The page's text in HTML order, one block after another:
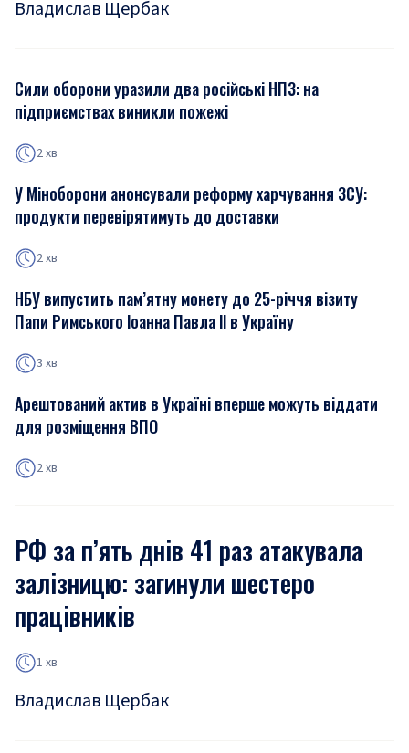
Владислав Щербак
Сили оборони уразили два російські НПЗ: на
підприємствах виникли пожежі
2 хв
У Міноборони анонсували реформу харчування ЗСУ:
продукти перевірятимуть до доставки
2 хв
НБУ випустить пам’ятну монету до 25-річчя візиту
Папи Римського Іоанна Павла ІІ в Україну
3 хв
Арештований актив в Україні вперше можуть віддати
для розміщення ВПО
2 хв
РФ за п’ять днів 41 раз атакувала
залізницю: загинули шестеро
працівників
1 хв
Владислав Щербак